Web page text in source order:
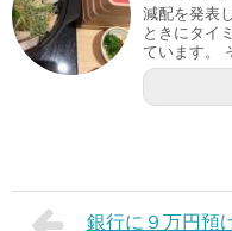
減配を発表
ときにタイ
ています。
銀行に９万円預